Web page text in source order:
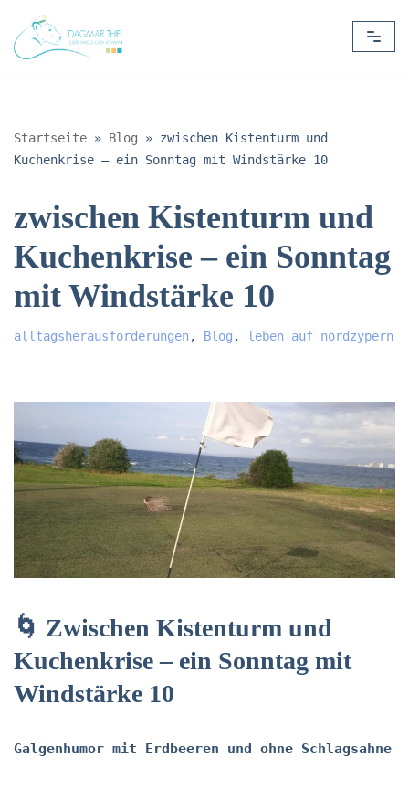
Zum
Startseite » Blog » zwischen Kistenturm und
Kuchenkrise – ein Sonntag mit Windstärke 10
zwischen Kistenturm und
Kuchenkrise – ein Sonntag
mit Windstärke 10
alltagsherausforderungen, Blog , leben auf nordzypern
🌀 Zwischen Kistenturm und
Kuchenkrise – ein Sonntag mit
Windstärke 10
Galgenhumor mit Erdbeeren und ohne Schlagsahne